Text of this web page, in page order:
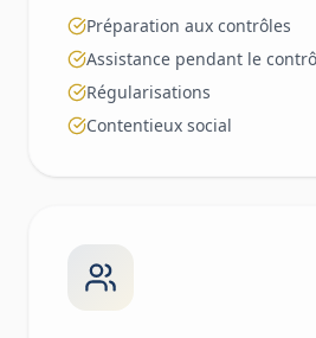
Préparation aux contrôles
Assistance pendant le
Régularisations
Contentieux social